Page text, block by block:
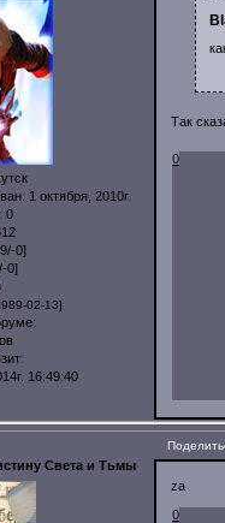
: 1 октября, 2010г.
0
0]
0]
02-13]
16:49:40
Так
0
Света и Тьмы
za
0